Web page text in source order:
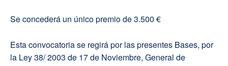
Se concederá un único premio de 3.500 €
Esta convocatoria se regirá por las presentes Bases, por
la Ley 38/ 2003 de 17 de Noviembre, General de